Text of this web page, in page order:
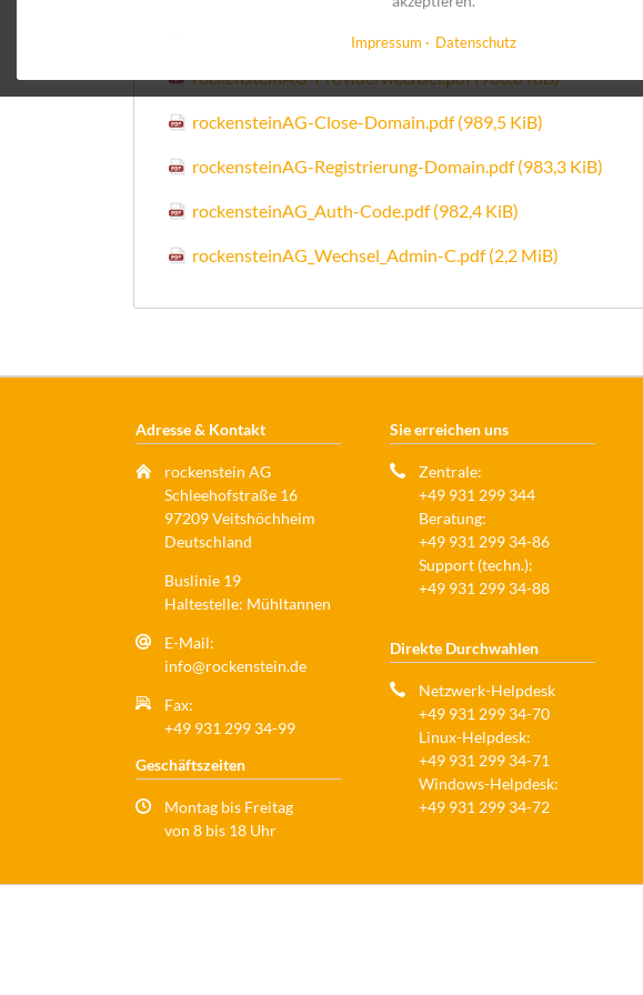
Impressum Datenschutz
rockensteinAG-Wechsel-Domaininhaber.pdf
rockensteinAG-Providerwechsel.pdf(983,8 KiB)
rockensteinAG-Close-Domain.pdf(989,5 KiB)
rockensteinAG-Registrierung-Domain.pdf(983,3 KiB)
rockensteinAG_Auth-Code.pdf(982,4 KiB)
rockensteinAG_Wechsel_Admin-C.pdf(2,2 MiB)
Adresse & Kontakt
rockenstein AG
Schleehofstraße 16
97209 Veitshöchheim
Deutschland
Buslinie 19
Haltestelle: Mühltannen
E-Mail:
info@rockenstein.de
Fax:
+49 931 299 34-99
Geschäftszeiten
Montag bis Freitag
von 8 bis 18 Uhr
Sie erreichen uns
Zentrale:
+49 931 299 344
Beratung:
+49 931 299 34-86
Support (techn.):
+49 931 299 34-88
Direkte Durchwahlen
Netzwerk-Helpdesk
+49 931 299 34-70
Linux-Helpdesk:
+49 931 299 34-71
Windows-Helpdesk:
+49 931 299 34-72